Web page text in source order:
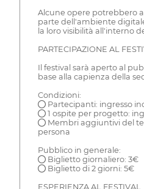
Alcune opere potrebbero
parte dell'ambiente
la loro visibilità all'interno
PARTECIPAZIONE AL
Il festival sarà aperto al
base alla capienza della
Condizioni:
● Partecipanti: ingresso
● 1 ospite per progetto:
● Membri aggiuntivi del
persona
Pubblico in generale:
● Biglietto giornaliero: 3€
● Biglietto di 2 giorni: 5€
ESPERIENZA AL FESTIVAL